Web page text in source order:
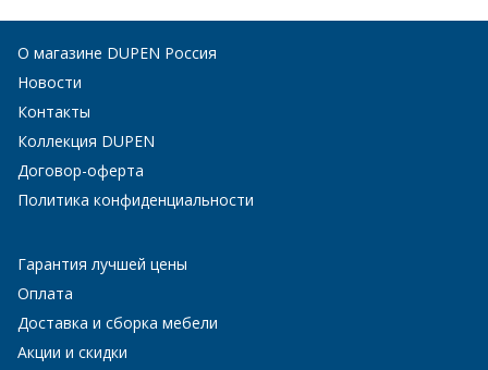
О магазине DUPEN Россия
Новости
Контакты
Коллекция DUPEN
Договор-оферта
Политика конфиденциальности
Гарантия лучшей цены
Оплата
Доставка и сборка мебели
Акции и скидки